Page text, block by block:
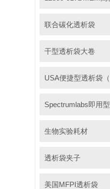
联合碳化透析袋
干型透析袋大卷
USA便捷型透析袋（
Spectrumlabs即用
生物实验耗材
透析袋夹子
美国MFPI透析袋